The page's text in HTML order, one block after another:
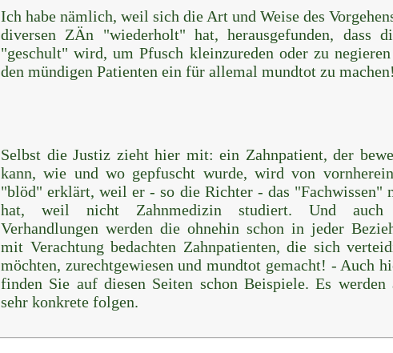
Ich habe nämlich, weil sich die Art und Weise des
diversen ZÄn "wiederholt" hat, herausgefunden, dass
"geschult" wird, um Pfusch kleinzureden oder zu
den mündigen Patienten ein für allemal mundtot zu
Selbst die Justiz zieht hier mit: ein Zahnpatient, der
kann, wie und wo gepfuscht wurde, wird von
"blöd" erklärt, weil er - so die Richter - das "Fachwissen"
hat, weil nicht Zahnmedizin studiert. Und
Verhandlungen werden die ohnehin schon in jeder
mit Verachtung bedachten Zahnpatienten, die sich
möchten, zurechtgewiesen und mundtot gemacht! - Auch
finden Sie auf diesen Seiten schon Beispiele. Es werden
sehr konkrete folgen.